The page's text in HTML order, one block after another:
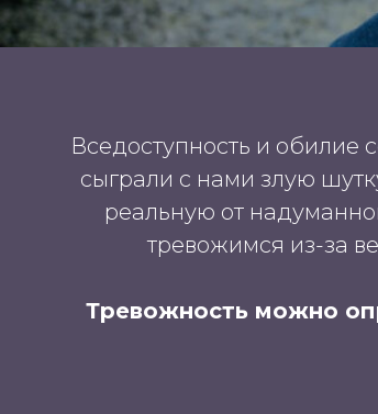
Вседоступность и
сыграли с нами злую
реальную от
тревожимся из-за
Тревожность можно